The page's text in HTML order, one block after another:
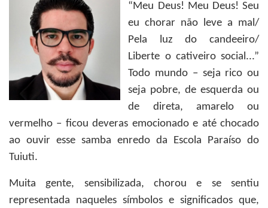
“Meu Deus! Meu Deus! Seu
eu chorar não leve a mal/
Pela luz do candeeiro/
Liberte o cativeiro social...”
Todo mundo – seja rico ou
seja pobre, de esquerda ou
de direta, amarelo ou
vermelho – ficou deveras emocionado e até chocado
ao ouvir esse samba enredo da Escola Paraíso do
Tuiuti.
Muita gente, sensibilizada, chorou e se sentiu
representada naqueles símbolos e significados que,